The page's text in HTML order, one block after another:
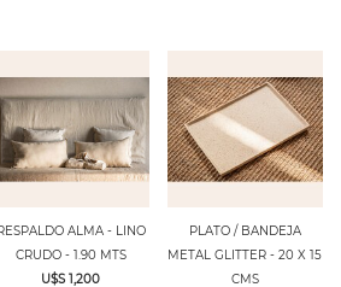
ALMA - LINO
CRUDO - 1.90 MTS
U$S 1,200
PLATO / BANDEJA
METAL GLITTER - 20 X 15
CMS